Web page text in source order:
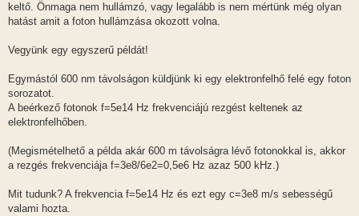
keltő. Önmaga nem hullámzó, vagy legalább is nem mértünk még olyan
hatást amit a foton hullámzása okozott volna.
Vegyünk egy egyszerű példát!
Egymástól 600 nm távolságon küldjünk ki egy elektronfelhő felé egy foton
sorozatot.
A beérkező fotonok f=5e14 Hz frekvenciájú rezgést keltenek az
elektronfelhőben.
(Megismételhető a példa akár 600 m távolságra lévő fotonokkal is, akkor
a rezgés frekvenciája f=3e8/6e2=0,5e6 Hz azaz 500 kHz.)
Mit tudunk? A frekvencia f=5e14 Hz és ezt egy c=3e8 m/s sebességű
valami hozta.